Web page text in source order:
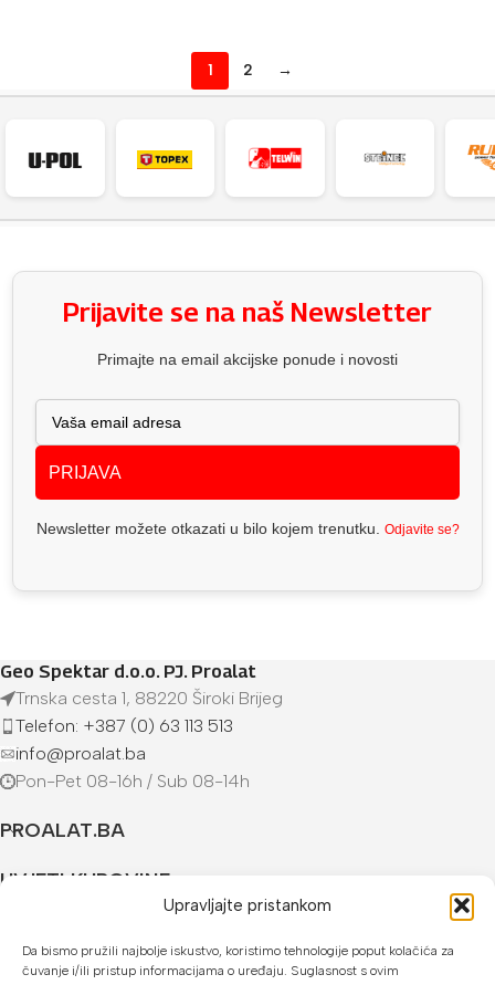
Upravljajte pristankom
Da bismo pružili najbolje iskustvo, koristimo tehnologije poput kolačića za
čuvanje i/ili pristup informacijama o uređaju. Suglasnost s ovim
1 2 →
Prijavite se na naš Newsletter
Primajte na email akcijske ponude i novosti
PRIJAVA
Newsletter možete otkazati u bilo kojem trenutku. Odjavite se?
Geo Spektar d.o.o. PJ. Proalat
Trnska cesta 1, 88220 Široki Brijeg
Telefon: +387 (0) 63 113 513
info@proalat.ba
Pon-Pet 08-16h / Sub 08-14h
PROALAT.BA
UVJETI KUPOVINE
U našoj web trgovini možete platiti: